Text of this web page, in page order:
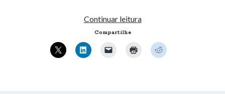
Erro no banco de dados do WordPress:
'mb_comments' is marked as crashed and should be
SELECT COUNT(*) FROM mb_comments JOIN mb_posts
Continuar leituraLista
Estrutura
Compartilhe